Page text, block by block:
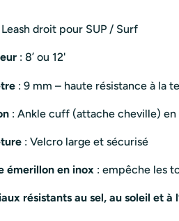
Leash droit pour SUP / Surf
: 8’ ou 12'
: 9 mm – haute résistance à la
: Ankle cuff (attache cheville)
: Velcro large et sécurisé
émerillon en inox : empêche les
résistants au sel, au soleil et à